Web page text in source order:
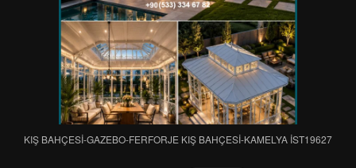
KIŞ BAHÇESİ-GAZEBO-FERFORJE KIŞ BAHÇESİ-KAMELYA IST19627